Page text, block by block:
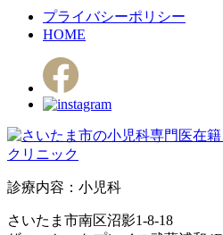
プライバシーポリシー
HOME
診療内容：小児科
さいたま市南区沼影1-8-18